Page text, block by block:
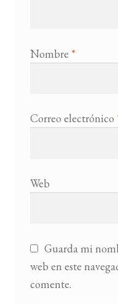
Nombre *
Correo electrónico
Web
Guarda mi
web en este
comente.